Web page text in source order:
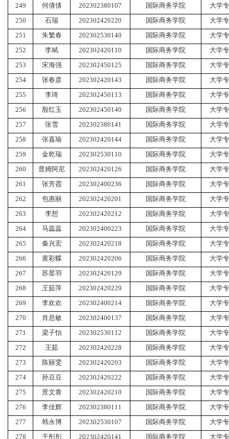
249
何倩倩 202302380107 国际商务学院
大学
250
石瑞 202302420220 国际商务学院
大学
251
朱繁春 202302530140 国际商务学院
大学
252
李斌 202302420110 国际商务学院
大学
253
宋海强 202302450125 国际商务学院
大学
254
张春彦 202302420143 国际商务学院
大学
255
李琦 202302450113 国际商务学院
大学
256
殷红玉 202302450140 国际商务学院
大学
257
张雪 202302380141 国际商务学院
大学
258
张嘉瑜 202302420144 国际商务学院
大学
259
金乾瑞 202302530110 国际商务学院
大学
260
普姆阿尼 202302420126 国际商务学院
大学
261
张芳霞 202302400236 国际商务学院
大学
262
包惠丽 202302420201 国际商务学院
大学
263
李想 202302420212 国际商务学院
大学
264
马蕊蕊 202302400223 国际商务学院
大学
265
秦兴宏 202302420218 国际商务学院
大学
266
黄彩蝶 202302420206 国际商务学院
大学
267
苏星羽 202302420129 国际商务学院
大学
268
王茹萍 202302420229 国际商务学院
大学
269
李欢欢 202302400214 国际商务学院
大学
270
肖息敏 202302400137 国际商务学院
大学
271
梁子怡 202302530112 国际商务学院
大学
272
王茹 202302420228 国际商务学院
大学
273
陈丽雯 202302420203 国际商务学院
大学
274
孙豆豆 202302420222 国际商务学院
大学
275
景文青 202302420210 国际商务学院
大学
276
李佳辉 202302380111 国际商务学院
大学
277
韩永博 202302530107 国际商务学院
大学
278
于彤彤 202302420141 国际商务学院
大学